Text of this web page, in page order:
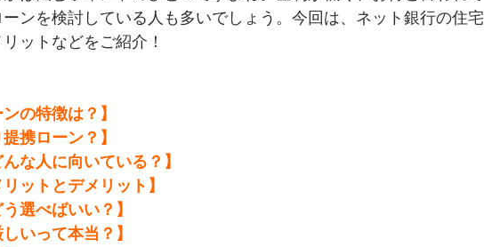
ンを検討している人も多いでしょう。今回は、ネット銀行の住宅
ットなどをご紹介！
の特徴は？】
携ローン？】
な人に向いている？】
ットとデメリット】
選べばいい？】
いって本当？】